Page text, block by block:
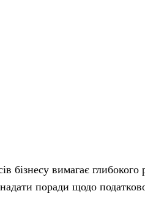
бізнесу вимагає
поради щодо